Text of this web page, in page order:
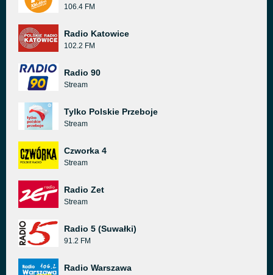
106.4 FM
Radio Katowice
102.2 FM
Radio 90
Stream
Tylko Polskie Przeboje
Stream
Czworka 4
Stream
Radio Zet
Stream
Radio 5 (Suwałki)
91.2 FM
Radio Warszawa